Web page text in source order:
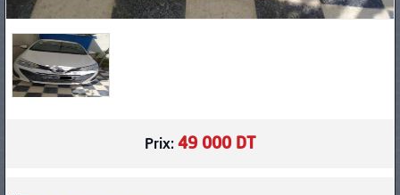
Prix: 49 000 DT